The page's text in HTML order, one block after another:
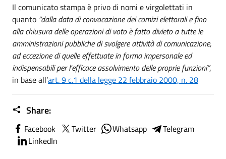
Il comunicato stampa è privo di nomi e virgolettati in
quanto “dalla data di convocazione dei comizi elettorali e fino
alla chiusura delle operazioni di voto è fatto divieto a tutte le
amministrazioni pubbliche di svolgere attività di comunicazione,
ad eccezione di quelle effettuate in forma impersonale ed
indispensabili per l'efficace assolvimento delle proprie funzioni”,
in base all’art. 9 c.1 della legge 22 febbraio 2000, n. 28
Share:
Facebook Twitter Whatsapp
Telegram
LinkedIn